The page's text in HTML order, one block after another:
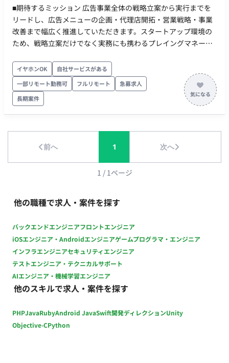
■期待するミッション 広告事業全体の戦略立案から実行までを
リードし、広告メニューの企画・代理店開拓・営業戦略・事業
改善まで幅広く推進していただきます。スタートアップ環境の
ため、戦略立案だけでなく実務にも携わるプレイングマネージ
【広告プロダクト・広告メニュー開発】 広告メニューの企画・
設計 商品設計の標準化 媒体資料の整備 効果測定手法の企画・
設計 【代理店商流の構築】 広告代理店向け販売戦略の立案 広
告代理店の新規開拓 提案資料・営業資料の作成 代理店とのリレ
ーション構築 【広告主向け企画提案】 提案内容の企画・プラン
略への提言 営業・運用オペレーション改善 スキーム設計 将来
的な営業・企画体制の構想支援 ■働き方 稼働量：応相談 リモー
ト稼働：リモート可 稼働時間：平日10:00〜19:00のうち数時間
イヤホンOK
自社サービスがある
一部リモート勤務可
フルリモート
急募求人
長期案件
前へ 1 次へ
1 / 1ページ
他の職種で求人・案件を探す
バックエンドエンジニアフロントエンジニア
iOSエンジニア・Androidエンジニアゲームプログラマ・エンジニア
インフラエンジニアセキュリティエンジニア
テストエンジニア・テクニカルサポート
AIエンジニア・機械学習エンジニア
他のスキルで求人・案件を探す
PHPJavaRubyAndroid JavaSwift開発ディレクションUnity
Objective-CPython